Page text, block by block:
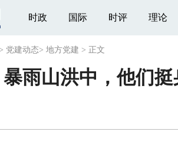
时政 国际 时评 理论
党建动态> 地方党建 > 正文
暴雨山洪中，他们